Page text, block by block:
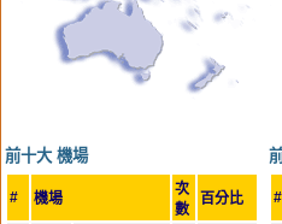
前十大 機場
# 機場
次
數
百分比 #